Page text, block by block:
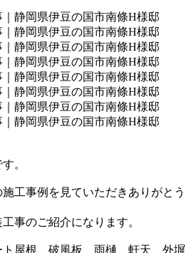
。
工事例を見ていただきありがとう
事のご紹介になります。
屋根、破風板、雨樋、軒天、外塀